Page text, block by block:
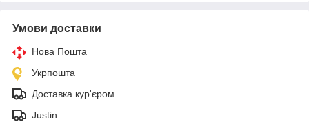
Умови доставки
Нова Пошта
Укрпошта
Доставка кур'єром
Justin